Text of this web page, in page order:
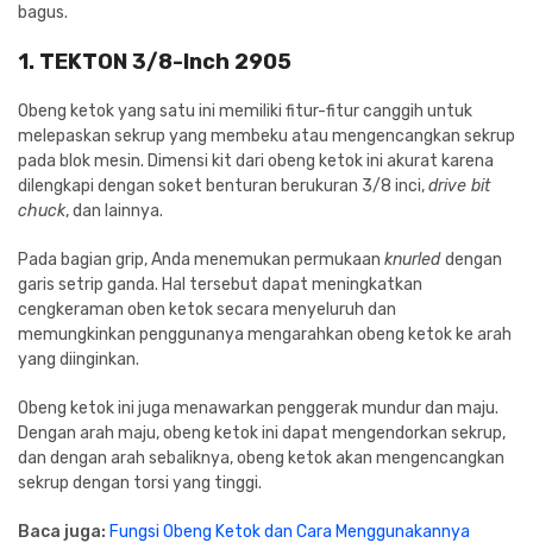
bagus.
1. TEKTON 3/8-Inch 2905
Obeng ketok yang satu ini memiliki fitur-fitur canggih untuk
melepaskan sekrup yang membeku atau mengencangkan sekrup
pada blok mesin. Dimensi kit dari obeng ketok ini akurat karena
dilengkapi dengan soket benturan berukuran 3/8 inci,drive bit
chuck, dan lainnya.
Pada bagian grip, Anda menemukan permukaan knurleddengan
garis setrip ganda. Hal tersebut dapat meningkatkan
cengkeraman oben ketok secara menyeluruh dan
memungkinkan penggunanya mengarahkan obeng ketok ke arah
yang diinginkan.
Obeng ketok ini juga menawarkan penggerak mundur dan maju.
Dengan arah maju, obeng ketok ini dapat mengendorkan sekrup,
dan dengan arah sebaliknya, obeng ketok akan mengencangkan
sekrup dengan torsi yang tinggi.
Baca juga: Fungsi Obeng Ketok dan Cara Menggunakannya